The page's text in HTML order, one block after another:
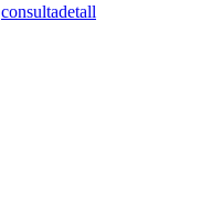
consultadetall